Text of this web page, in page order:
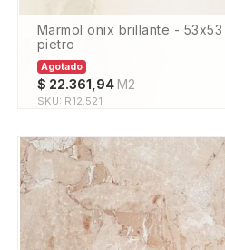
marmol onix brillante - 53x53 - 2,00 m2 - 1º - san
pietro
Agotado
$ 22.361,94 M2
SKU: R12.521